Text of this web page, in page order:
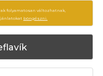
folyamatosan változhatnak,
böngészni.